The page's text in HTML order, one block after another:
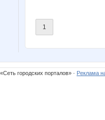
1
городских порталов» · Реклама